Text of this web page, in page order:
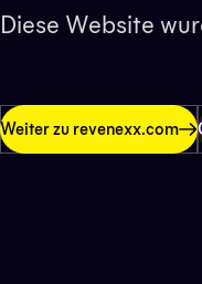
Diese Website
Weiter zu revenexx.com